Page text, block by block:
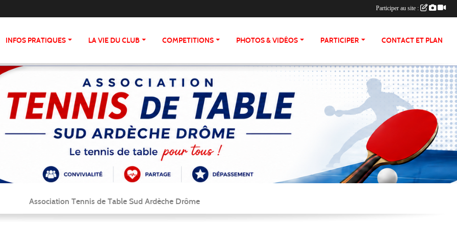
INFOS PRATIQUES LA VIE DU CLUB COMPETITIONS PHOTOS & VIDÉOS PARTICIPER CONTACT ET PLAN
Association Tennis de Table Sud Ardèche Drôme
Participer au site :